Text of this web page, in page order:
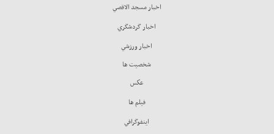
اخبار مسجد الاقصي
اخبار گردشگري
اخبار ورزشي
شخصيت ها
عكس
فيلم ها
اينفوگرافي